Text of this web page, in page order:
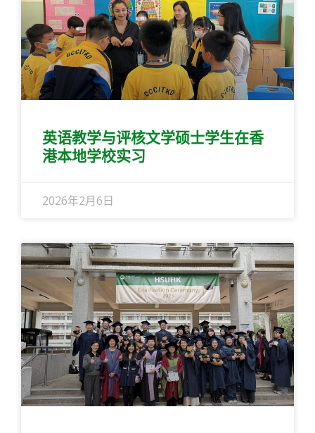
英语教学与评核文学硕士学生在香
港本地学校实习
2026年2月6日